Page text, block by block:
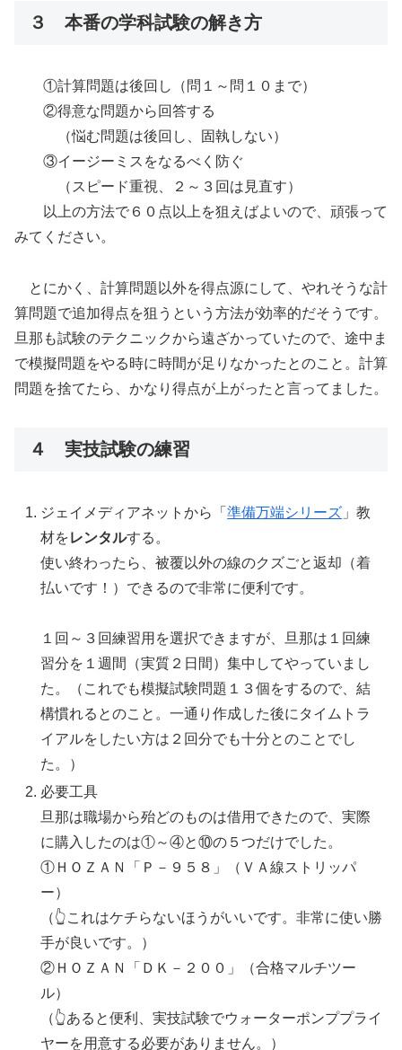
３ 本番の学科試験の解き方
①計算問題は後回し（問１～問１０まで）
②得意な問題から回答する
（悩む問題は後回し、固執しない）
③イージーミスをなるべく防ぐ
（スピード重視、２～３回は見直す）
以上の方法で６０点以上を狙えばよいので、頑張って
みてください。
とにかく、計算問題以外を得点源にして、やれそうな計
算問題で追加得点を狙うという方法が効率的だそうです。
旦那も試験のテクニックから遠ざかっていたので、途中ま
で模擬問題をやる時に時間が足りなかったとのこと。計算
問題を捨てたら、かなり得点が上がったと言ってました。
４ 実技試験の練習
ジェイメディアネットから「準備万端シリーズ 」教
材をレンタルする。
使い終わったら、被覆以外の線のクズごと返却（着
払いです！）できるので非常に便利です。
１回～３回練習用を選択できますが、旦那は１回練
習分を１週間（実質２日間）集中してやっていまし
た。（これでも模擬試験問題１３個をするので、結
構慣れるとのこと。一通り作成した後にタイムトラ
イアルをしたい方は２回分でも十分とのことでし
た。）
必要工具
旦那は職場から殆どのものは借用できたので、実際
に購入したのは①～④と⑩の５つだけでした。
①ＨＯＺＡＮ「Ｐ－９５８」（ＶＡ線ストリッパ
ー）
（👆これはケチらないほうがいいです。非常に使い勝
手が良いです。）
②ＨＯＺＡＮ「ＤＫ－２００」（合格マルチツー
ル）
（👆あると便利、実技試験でウォーターポンププライ
ヤーを用意する必要がありません。）